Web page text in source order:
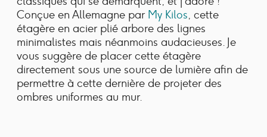
Conçue en Allemagne par My Kilos, cette
étagère en acier plié arbore des lignes
minimalistes mais néanmoins audacieuses. Je
vous suggère de placer cette étagère
directement sous une source de lumière afin de
permettre à cette dernière de projeter des
ombres uniformes au mur.